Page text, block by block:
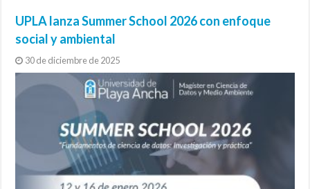
UPLA lanza Summer School 2026 con enfoque
social y ambiental
30 de diciembre de 2025